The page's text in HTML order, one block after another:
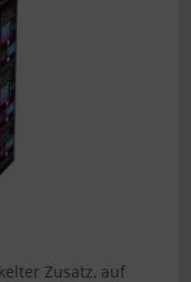
Zusatz, auf